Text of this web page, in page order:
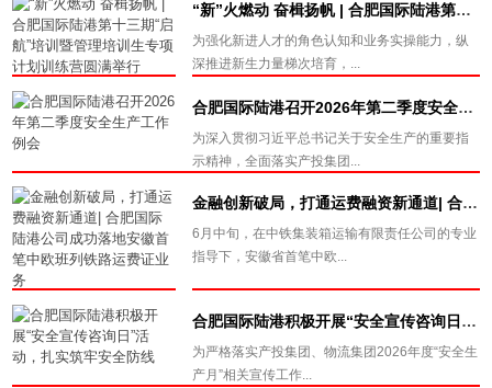
“新”火燃动 奋楫扬帆 | 合肥国际陆港第十三期“启航”培训暨管理培训生专项计划训练营圆满举行
为强化新进人才的角色认知和业务实操能力，纵
深推进新生力量梯次培育，...
合肥国际陆港召开2026年第二季度安全生产工作例会
为深入贯彻习近平总书记关于安全生产的重要指
示精神，全面落实产投集团...
金融创新破局，打通运费融资新通道| 合肥国际陆港公司成功落地安徽首笔中欧班列铁路运费证业务
6月中旬，在中铁集装箱运输有限责任公司的专业
指导下，安徽省首笔中欧...
合肥国际陆港积极开展“安全宣传咨询日”活动，扎实筑牢安全防线
为严格落实产投集团、物流集团2026年度“安全生
产月”相关宣传工作...